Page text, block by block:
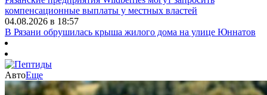
компенсационные выплаты у местных властей
04.08.2026 в 18:57
В Рязани обрушилась крыша жилого дома на улице Юннатов
АвтоЕще